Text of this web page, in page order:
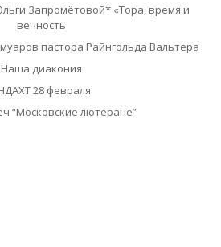
Запромётовой* «Тора, время и
вечность
пастора Райнгольда Вальтера
Наша диакония
28 февраля
“Московские лютеране”